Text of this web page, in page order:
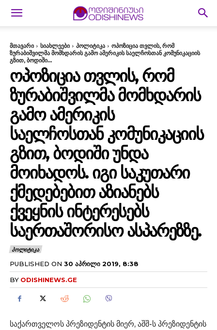
მთავარი სიახლეები პოლიტიკა
ოპოზიცია თვლის, რომ
ზურაბიშვილმა მომხდარის გამო ამერიკის საელჩოსთან კომუნიკაციის
გზით, ბოდიში...
ᲝᲞᲝᲖᲘᲪᲘᲐ ᲗᲕᲚᲘᲡ, ᲠᲝᲛ
ᲖᲣᲠᲐᲑᲘᲨᲕᲘᲚᲛᲐ ᲛᲝᲛᲮᲓᲐᲠᲘᲡ
ᲒᲐᲛᲝ ᲐᲛᲔᲠᲘᲙᲘᲡ
ᲡᲐᲔᲚᲩᲝᲡᲗᲐᲜ ᲙᲝᲛᲣᲜᲘᲙᲐᲪᲘᲘᲡ
ᲒᲖᲘᲗ, ᲑᲝᲓᲘᲨᲘ ᲣᲜᲓᲐ
ᲛᲝᲘᲮᲐᲓᲝᲡ. ᲘᲒᲘ ᲡᲐᲙᲣᲗᲐᲠᲘ
ᲥᲛᲔᲓᲔᲑᲔᲑᲘᲗ ᲐᲖᲘᲐᲜᲔᲑᲡ
ᲥᲕᲔᲧᲜᲘᲡ ᲘᲜᲢᲔᲠᲔᲡᲔᲑᲡ
ᲡᲐᲔᲠᲗᲐᲨᲝᲠᲘᲡᲝ ᲐᲡᲞᲐᲠᲔᲖᲖᲔ.
ᲞᲝᲚᲘᲢᲘᲙᲐ
PUBLISHED ON 30 ᲐᲞᲠᲘᲚᲘ 2019, 8:38
BY ODISHINEWS.GE
საქართველოს პრეზიდენტის მიერ, აშშ-ს პრეზიდენტის